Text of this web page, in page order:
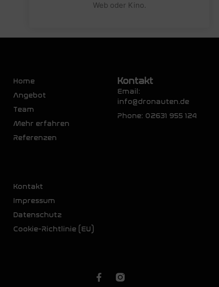
Web oder Kino.
Home
Angebot
Team
Mehr erfahren
Referenzen
Kontakt
Email:
info@dronauten.de
Phone: 02631 955 124
Kontakt
Impressum
Datenschutz
Cookie-Richtlinie (EU)